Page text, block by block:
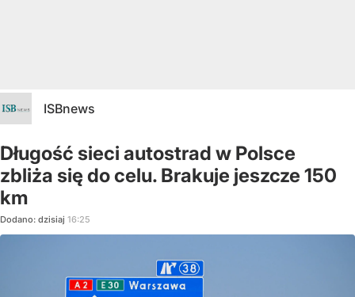
ISBnews
Długość sieci autostrad w Polsce
zbliża się do celu. Brakuje jeszcze 150
km
Dodano: dzisiaj 16:25